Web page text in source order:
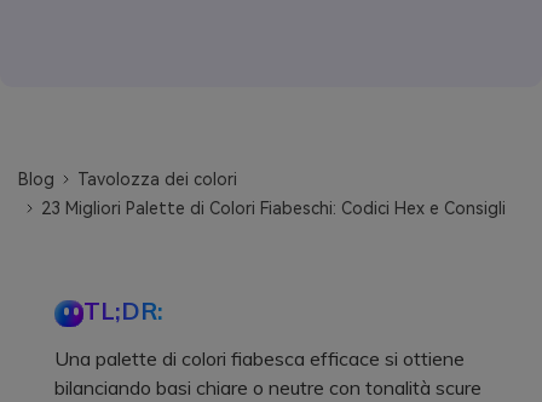
Blog
Tavolozza dei colori
23 Migliori Palette di Colori Fiabeschi: Codici Hex e Consigli
TL;DR:
Una palette di colori fiabesca efficace si ottiene
bilanciando basi chiare o neutre con tonalità scure